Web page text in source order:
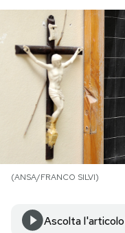
Economia
Sport
PODCAST
NEWSLETTER
I MIEI PREFERITI
SHOP
(ANSA/FRANCO SILVI)
Ascolta l'articolo